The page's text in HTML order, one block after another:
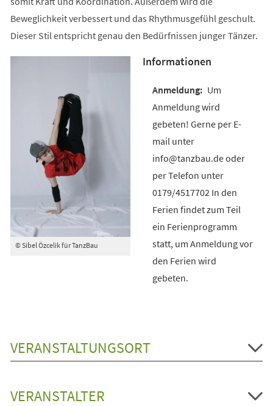
Beweglichkeit verbessert und das Rhythmusgefühl geschult.
Dieser Stil entspricht genau den Bedürfnissen junger Tänzer.
© Sibel Özcelik für TanzBau
Informationen
Um
Anmeldung wird
gebeten! Gerne per E-
mail unter
info@tanzbau.de oder
per Telefon unter
0179/4517702 In den
Ferien findet zum Teil
ein Ferienprogramm
statt, um Anmeldung vor
den Ferien wird
gebeten.
VERANSTALTUNGSORT
VERANSTALTER